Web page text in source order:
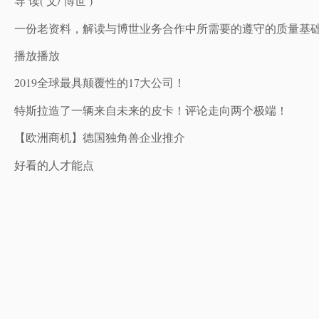
一份老资料，解读与博世业务合作中所需要的遵守的质量基
播放播放
2019全球最具颠覆性的17大公司！
特斯拉造了一辆来自未来的皮卡！评论走向两个极端！
【欧洲商机】德国独角兽企业推介
好看的人才能点